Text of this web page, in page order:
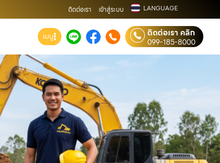
ติดต่อเรา เข้าสู่ระบบ LANGUAGE
เมนู ติดต่อเรา คลิก
099-185-8000